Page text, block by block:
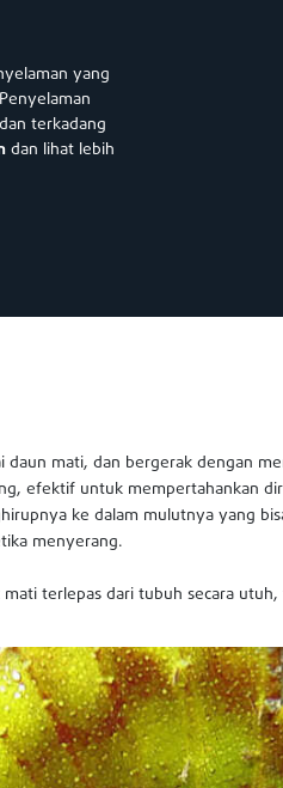
yang
terkadang
dan lihat lebih
mati, dan bergerak dengan
efektif untuk mempertahankan
ke dalam mulutnya yang
menyerang.
terlepas dari tubuh secara utuh,